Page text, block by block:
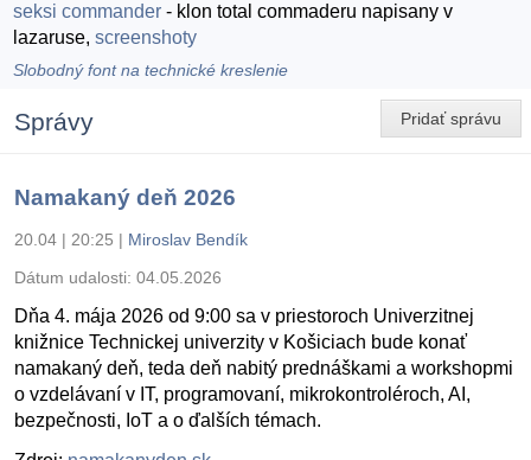
seksi commander - klon total commaderu napisany v
lazaruse,screenshoty
Slobodný font na technické kreslenie
Pridať správu
Správy
Namakaný deň 2026
20.04 | 20:25 | Miroslav Bendík
Dátum udalosti: 04.05.2026
Dňa 4. mája 2026 od 9:00 sa v priestoroch Univerzitnej
knižnice Technickej univerzity v Košiciach bude konať
namakaný deň, teda deň nabitý prednáškami a workshopmi
o vzdelávaní v IT, programovaní, mikrokontroléroch, AI,
bezpečnosti, IoT a o ďalších témach.